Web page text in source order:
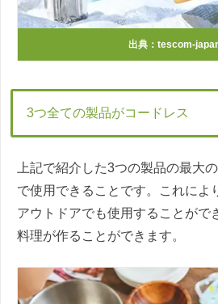
出典： tescom-
3つ全ての製品がコードレス
上記で紹介した3つの製品の最大
で使用できることです。これによ
アウトドアでも使用することがで
料理が作ることができます。